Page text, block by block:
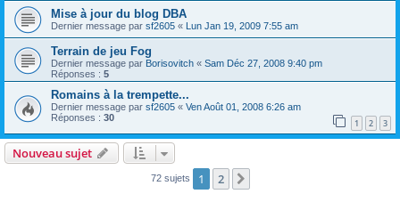
Mise à jour du blog DBA
Dernier message par sf2605 « Lun Jan 19, 2009 7:55 am
Terrain de jeu Fog
Dernier message par Borisovitch « Sam Déc 27, 2008 9:40 pm
Réponses : 5
Romains à la trempette...
Dernier message par sf2605 « Ven Août 01, 2008 6:26 am
Réponses : 30 1 2 3
Nouveau sujet
72 sujets 1 2